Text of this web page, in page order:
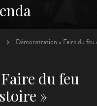
Démonstration « Faire du
du feu
»